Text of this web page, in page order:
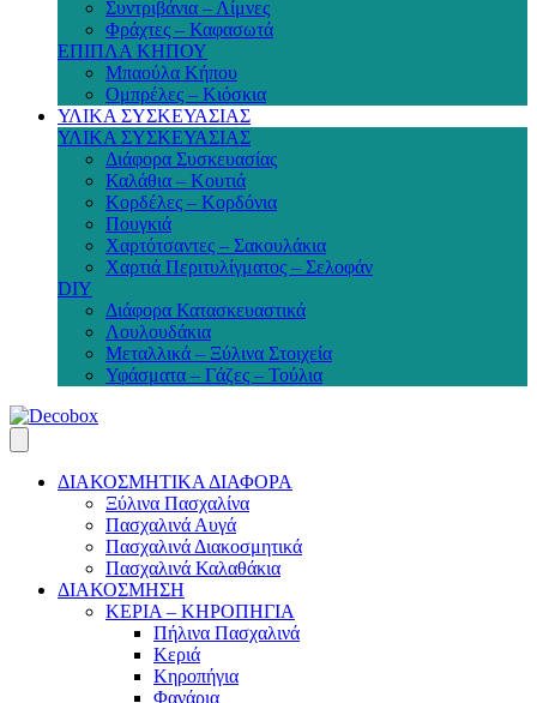
Συντριβάνια – Λίμνες
Φράχτες – Καφασωτά
ΕΠΙΠΛΑ ΚΗΠΟΥ
Μπαούλα Κήπου
Ομπρέλες – Κιόσκια
ΥΛΙΚΑ ΣΥΣΚΕΥΑΣΙΑΣ
ΥΛΙΚΑ ΣΥΣΚΕΥΑΣΙΑΣ
Διάφορα Συσκευασίας
Καλάθια – Κουτιά
Κορδέλες – Κορδόνια
Πουγκιά
Χαρτότσαντες – Σακουλάκια
Χαρτιά Περιτυλίγματος – Σελοφάν
DIY
Διάφορα Κατασκευαστικά
Λουλουδάκια
Μεταλλικά – Ξύλινα Στοιχεία
Υφάσματα – Γάζες – Τούλια
ΔΙΑΚΟΣΜΗΤΙΚΑ ΔΙΑΦΟΡΑ
Ξύλινα Πασχαλίνα
Πασχαλινά Αυγά
Πασχαλινά Διακοσμητικά
Πασχαλινά Καλαθάκια
ΔΙΑΚΟΣΜΗΣΗ
ΚΕΡΙΑ – ΚΗΡΟΠΗΓΙΑ
Πήλινα Πασχαλινά
Κεριά
Κηροπήγια
Φανάρια